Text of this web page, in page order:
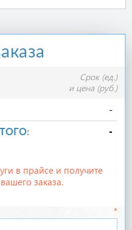
-
Срок (ед.)
и цена (руб.)
-
-
в прайсе и получите
заказа.
*